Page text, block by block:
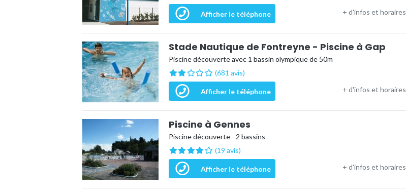
Afficher le téléphone + d'infos et horaires
Stade Nautique de Fontreyne - Piscine à Gap
Piscine découverte avec 1 bassin olympique de 50m
(681 avis)
Afficher le téléphone + d'infos et horaires
Piscine à Gennes
Piscine découverte - 2 bassins
(19 avis)
Afficher le téléphone + d'infos et horaires